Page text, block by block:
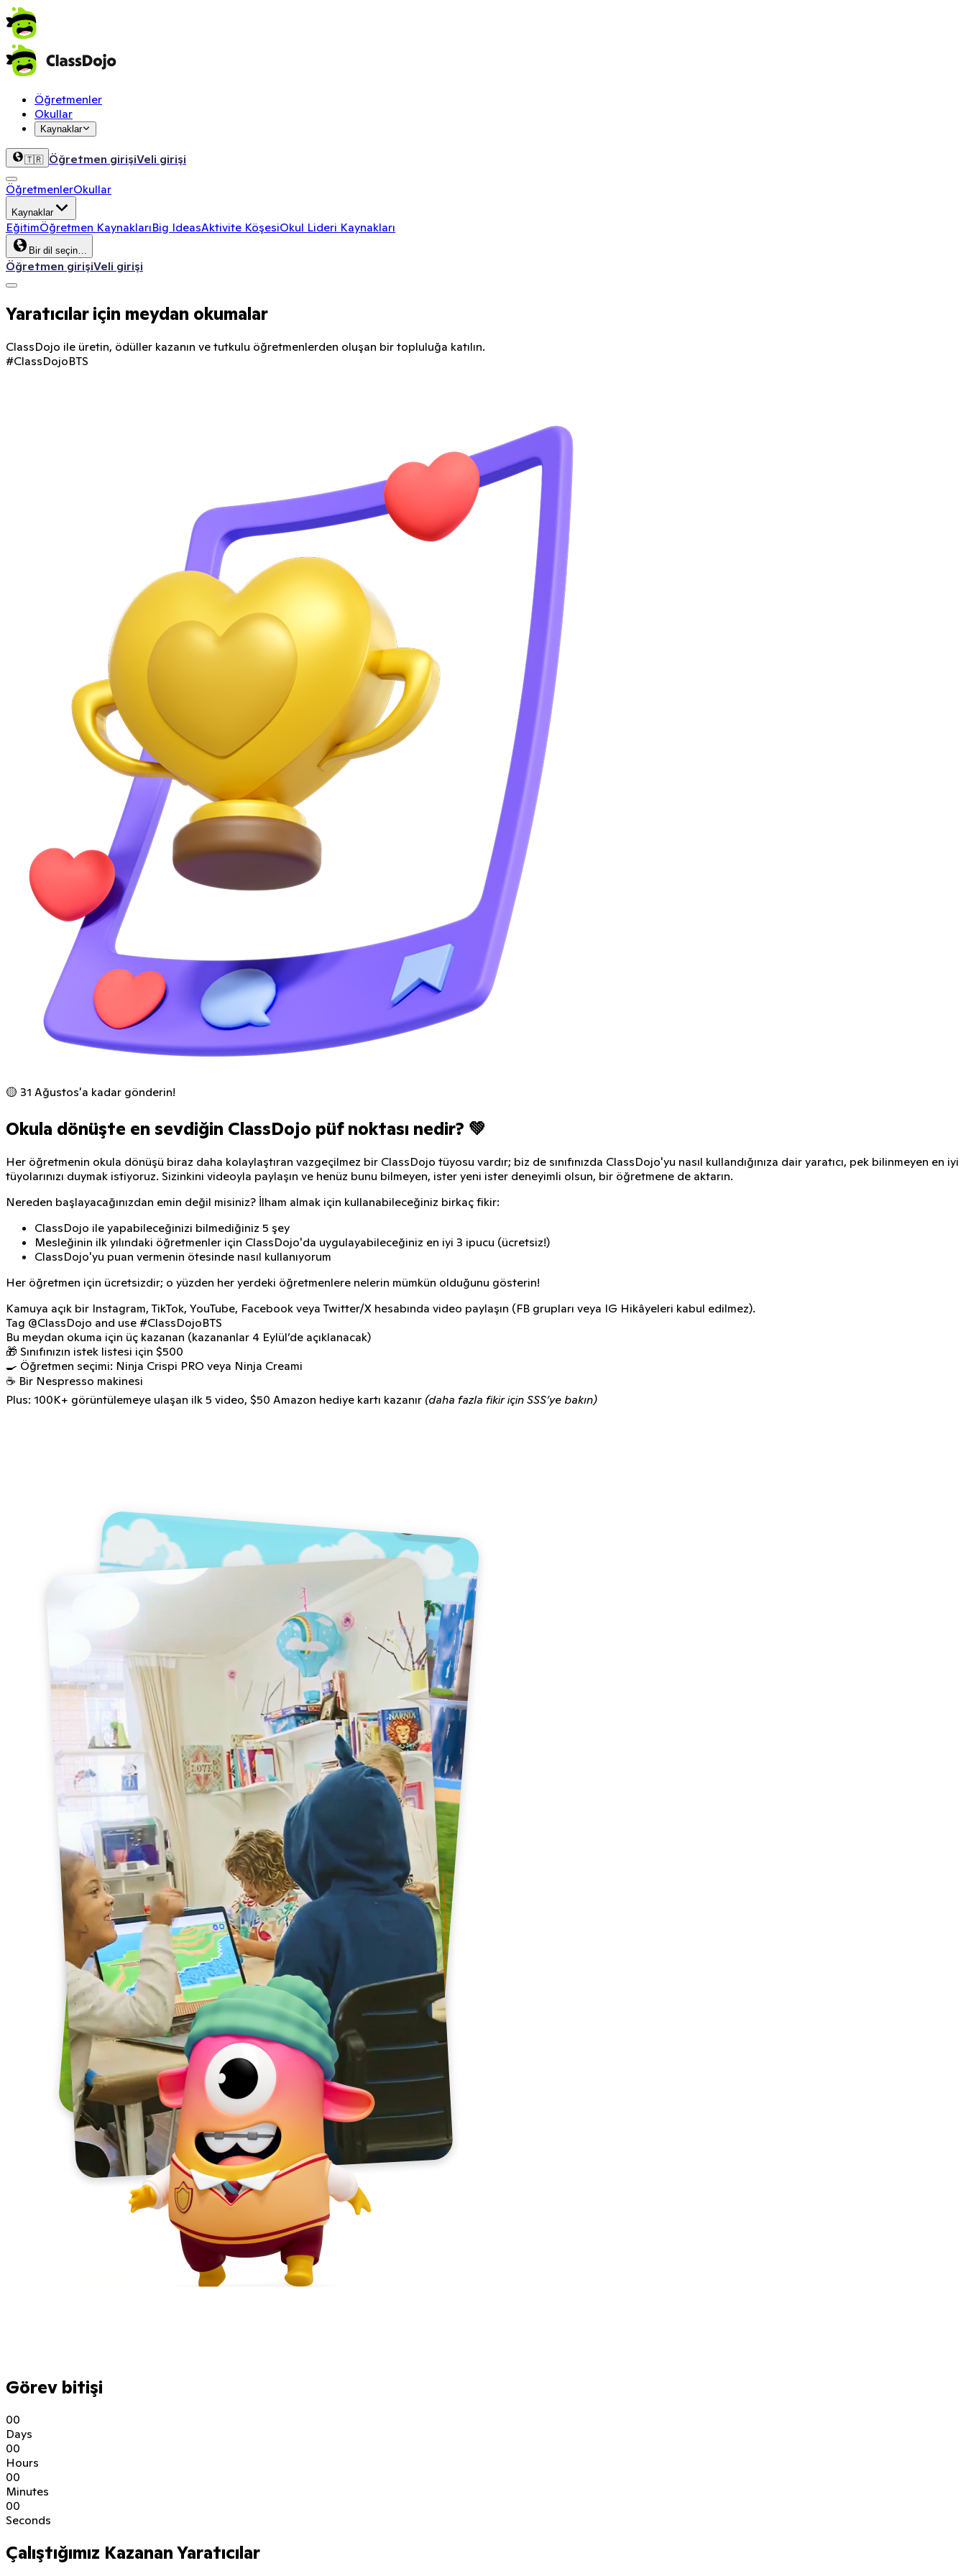
Öğretmenler
Okullar
Kaynaklar
🇹🇷 Öğretmen girişiVeli girişi
ÖğretmenlerOkullar
Kaynaklar
EğitimÖğretmen KaynaklarıBig IdeasAktivite KöşesiOkul Lideri Kaynakları
Bir dil seçin…
Öğretmen girişiVeli girişi
Yaratıcılar için meydan okumalar
ClassDojo ile üretin, ödüller kazanın ve tutkulu öğretmenlerden oluşan bir topluluğa katılın.
#ClassDojoBTS
🟡 31 Ağustos'a kadar gönderin!
Okula dönüşte en sevdiğin ClassDojo püf noktası nedir? 💚
Her öğretmenin okula dönüşü biraz daha kolaylaştıran vazgeçilmez bir ClassDojo tüyosu vardır; biz de sınıfınızda ClassDojo'yu nasıl kullandığınıza dair yaratıcı, pek bilinmeyen en iyi
tüyolarınızı duymak istiyoruz. Sizinkini videoyla paylaşın ve henüz bunu bilmeyen, ister yeni ister deneyimli olsun, bir öğretmene de aktarın.
Nereden başlayacağınızdan emin değil misiniz? İlham almak için kullanabileceğiniz birkaç fikir:
ClassDojo ile yapabileceğinizi bilmediğiniz 5 şey
Mesleğinin ilk yılındaki öğretmenler için ClassDojo'da uygulayabileceğiniz en iyi 3 ipucu (ücretsiz!)
ClassDojo'yu puan vermenin ötesinde nasıl kullanıyorum
Her öğretmen için ücretsizdir; o yüzden her yerdeki öğretmenlere nelerin mümkün olduğunu gösterin!
Kamuya açık bir Instagram, TikTok, YouTube, Facebook veya Twitter/X hesabında video paylaşın (FB grupları veya IG Hikâyeleri kabul edilmez).
Tag @ClassDojo and use #ClassDojoBTS
Bu meydan okuma için üç kazanan (kazananlar 4 Eylül’de açıklanacak)
🎁 Sınıfınızın istek listesi için $500
🍳 Öğretmen seçimi: Ninja Crispi PRO veya Ninja Creami
☕ Bir Nespresso makinesi
Plus: 100K+ görüntülemeye ulaşan ilk 5 video, $50 Amazon hediye kartı kazanır (daha fazla fikir için SSS’ye bakın)
Görev bitişi
00
Days
00
Hours
00
Minutes
00
Seconds
Çalıştığımız Kazanan Yaratıcılar